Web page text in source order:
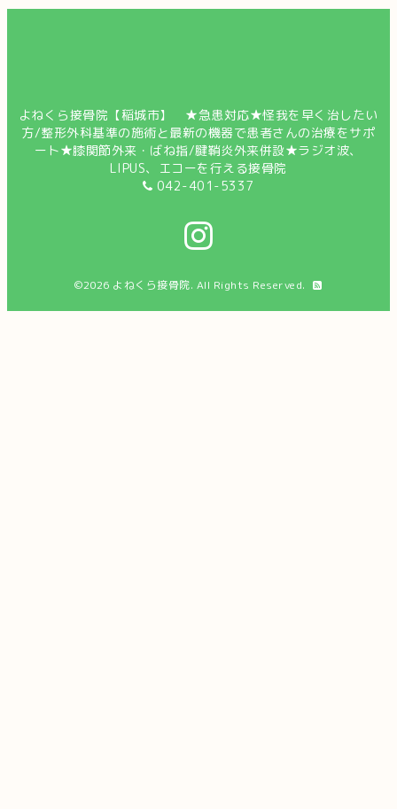
よねくら接骨院【稲城市】 ★急患対応★怪我を早く治したい
方/整形外科基準の施術と最新の機器で患者さんの治療をサポ
ート★膝関節外来・ばね指/腱鞘炎外来併設★ラジオ波、
LIPUS、エコーを行える接骨院
042-401-5337
©2026 よねくら接骨院. All Rights Reserved.